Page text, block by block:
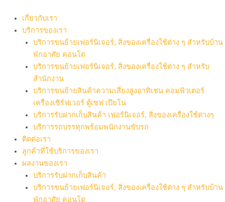
content
เกี่ยวกับเรา
บริการของเรา
บริการขนย้ายเฟอร์นิเจอร์, สิ่งของเครื่องใช้ต่าง ๆ สำหรับบ้าน
พักอาศัย คอนโด
บริการขนย้ายเฟอร์นิเจอร์, สิ่งของเครื่องใช้ต่าง ๆ สำหรับ
สำนักงาน
บริการขนย้ายสินค้าความเสี่ยงสูงอาทิเช่น คอมพิวเตอร์
เครื่องเซิร์ฟเวอร์ ตู้เซฟ เปียโน
บริการรับฝากเก็บสินค้า เฟอร์นิเจอร์, สิ่งของเครื่องใช้ต่างๆ
บริการรถบรรทุกพร้อมพนักงานขับรถ
ติดต่อเรา
ลูกค้าที่ใช้บริการของเรา
ผลงานของเรา
บริการรับฝากเก็บสินค้า
บริการขนย้ายเฟอร์นิเจอร์, สิ่งของเครื่องใช้ต่าง ๆ สำหรับบ้าน
พักอาศัย คอนโด